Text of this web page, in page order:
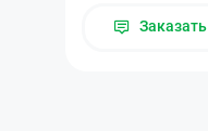
Заказать